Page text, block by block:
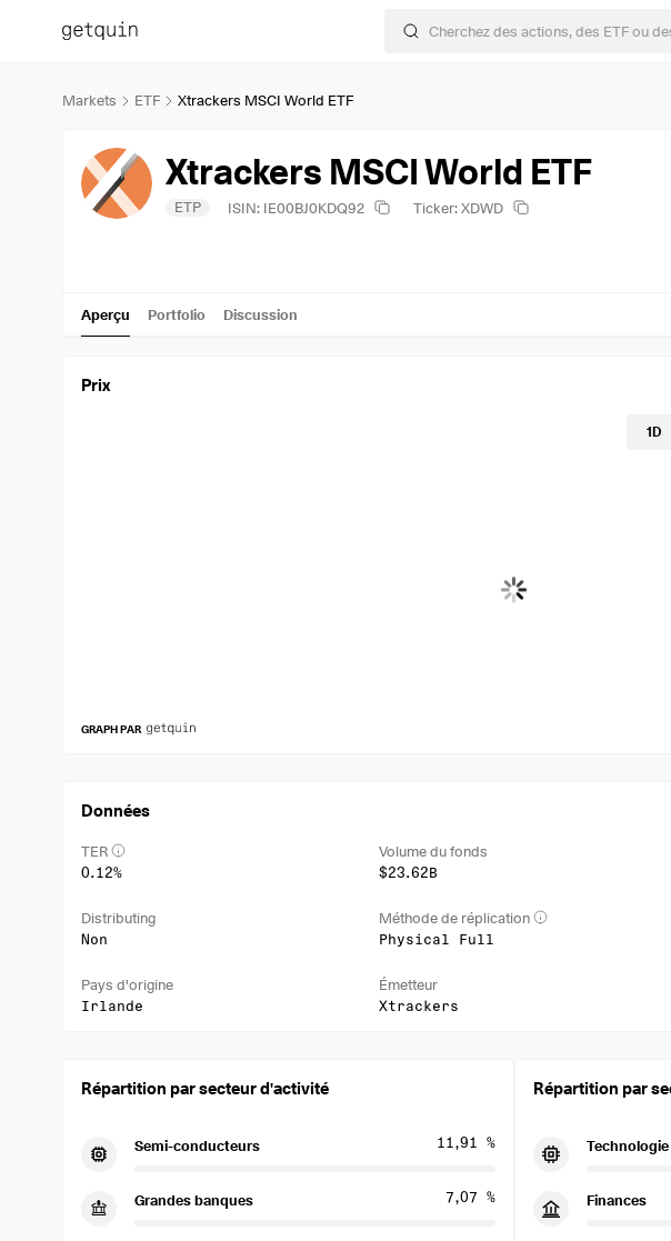
Markets ETF Xtrackers MSCI World ETF
Xtrackers MSCI World ETF
ETP ISIN: IE00BJ0KDQ92 Ticker: XDWD
Aperçu Portfolio Discussion
Prix
1D
GRAPH PAR
Données
TER
0.12%
Volume du fonds
$23.62B
Distributing
Non
Méthode de réplication
Physical Full
Pays d'origine
Irlande
Émetteur
Xtrackers
Répartition par secteur d'activité
Semi-conducteurs 11,91 %
Grandes banques 7,07 %
Répartition par
Finances